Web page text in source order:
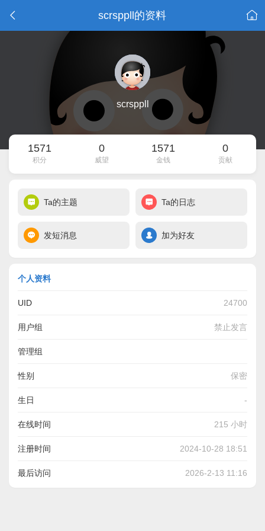
scrsppll的资料
scrsppll
1571
积分
0
威望
1571
金钱
0
贡献
Ta的主题 Ta的日志
发短消息 加为好友
个人资料
UID 24700
用户组 禁止发言
管理组
性别 保密
生日 -
在线时间 215 小时
注册时间 2024-10-28 18:51
最后访问 2026-2-13 11:16